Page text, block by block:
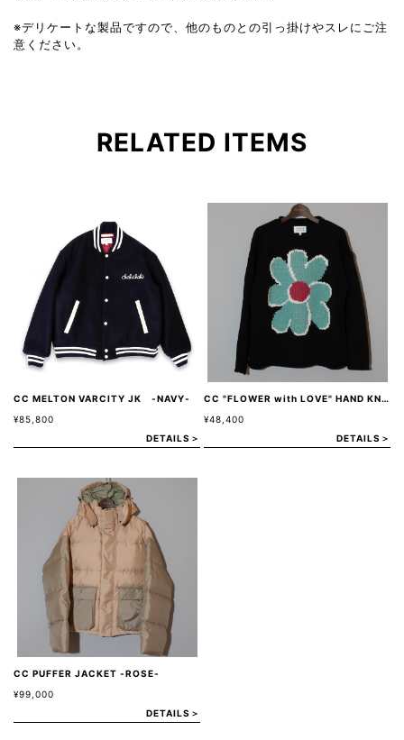
※デリケートな製品ですので、他のものとの引っ掛けやスレにご注
意ください。
RELATED ITEMS
CC MELTON VARCITY JK -NAVY-
¥85,800
DETAILS＞
CC "FLOWER with LOVE" HAND KNIT -BLACK-
¥48,400
DETAILS＞
CC PUFFER JACKET -ROSE-
¥99,000
DETAILS＞